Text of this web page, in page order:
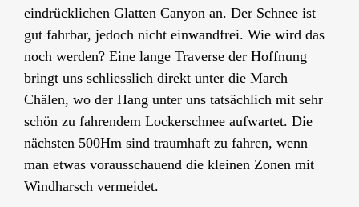
eindrücklichen Glatten Canyon an. Der Schnee ist
gut fahrbar, jedoch nicht einwandfrei. Wie wird das
noch werden? Eine lange Traverse der Hoffnung
bringt uns schliesslich direkt unter die March
Chälen, wo der Hang unter uns tatsächlich mit sehr
schön zu fahrendem Lockerschnee aufwartet. Die
nächsten 500Hm sind traumhaft zu fahren, wenn
man etwas vorausschauend die kleinen Zonen mit
Windharsch vermeidet.